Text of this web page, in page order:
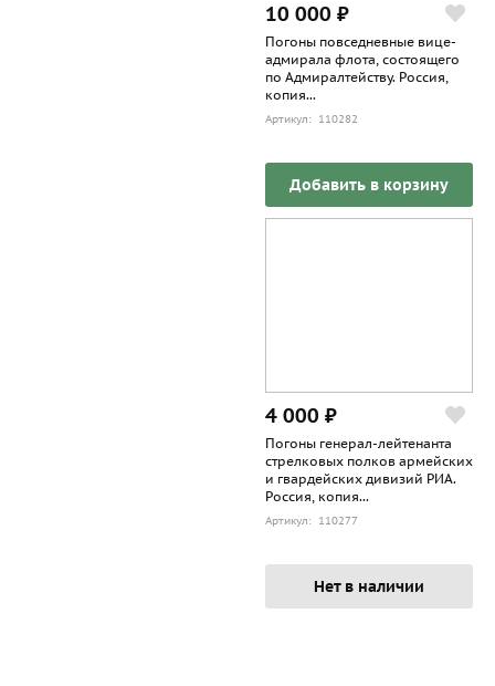
10 000 ₽
Погоны повседневные вице-
адмирала флота, состоящего
по Адмиралтейству. Россия,
копия...
Артикул: 110282
Добавить в корзину
4 000 ₽
Погоны генерал-лейтенанта
стрелковых полков армейских
и гвардейских дивизий РИА.
Россия, копия...
Артикул: 110277
Нет в наличии